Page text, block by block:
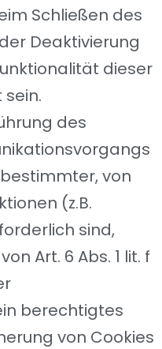
Schließen des
Deaktivierung
dieser
des
von
(z.B.
sind,
Art. 6 Abs. 1 lit. f
berechtigtes
von Cookies